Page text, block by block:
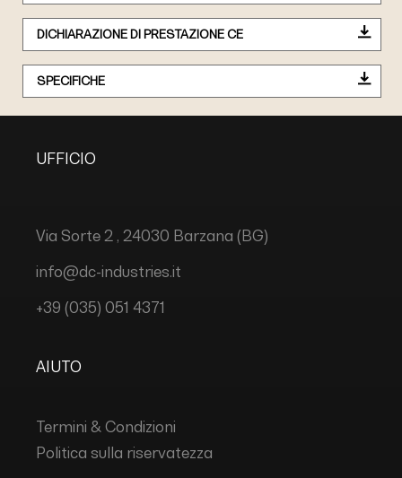
DICHIARAZIONE DI PRESTAZIONE CE
SPECIFICHE
UFFICIO
Via Sorte 2 , 24030 Barzana (BG)
info@dc-industries.it
+39 (035) 051 4371
AIUTO
Termini & Condizioni
Politica sulla riservatezza